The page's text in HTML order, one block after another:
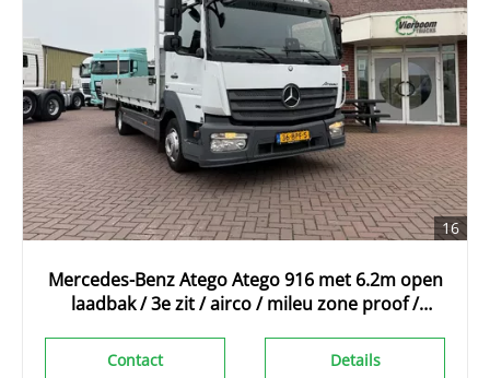
16
Mercedes-Benz Atego Atego 916 met 6.2m open
laadbak / 3e zit / airco / mileu zone proof /
Details
Contact